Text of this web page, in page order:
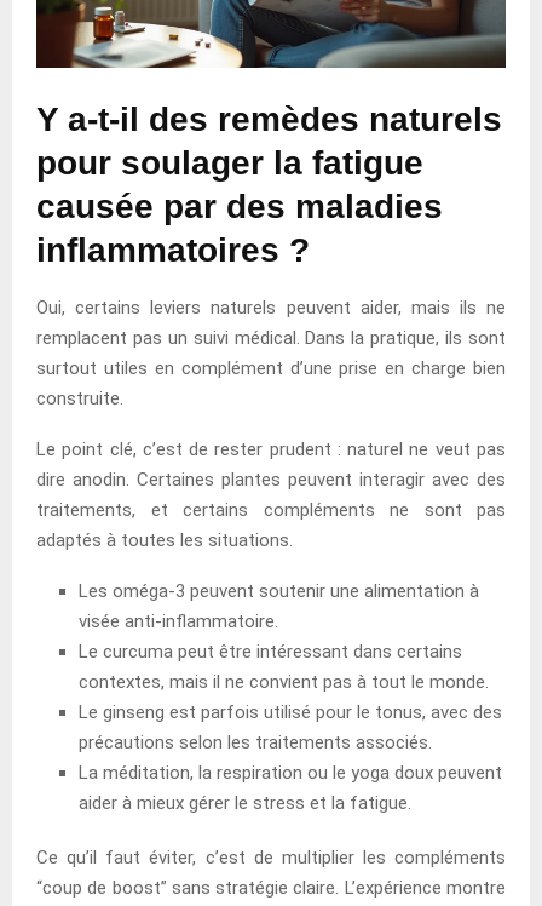
Y a-t-il des remèdes naturels
pour soulager la fatigue
causée par des maladies
inflammatoires ?
Oui, certains leviers naturels peuvent aider, mais ils ne
remplacent pas un suivi médical. Dans la pratique, ils sont
surtout utiles en complément d’une prise en charge bien
construite.
Le point clé, c’est de rester prudent : naturel ne veut pas
dire anodin. Certaines plantes peuvent interagir avec des
traitements, et certains compléments ne sont pas
adaptés à toutes les situations.
Les oméga-3 peuvent soutenir une alimentation à
visée anti-inflammatoire.
Le curcuma peut être intéressant dans certains
contextes, mais il ne convient pas à tout le monde.
Le ginseng est parfois utilisé pour le tonus, avec des
précautions selon les traitements associés.
La méditation, la respiration ou le yoga doux peuvent
aider à mieux gérer le stress et la fatigue.
Ce qu’il faut éviter, c’est de multiplier les compléments
“coup de boost” sans stratégie claire. L’expérience montre